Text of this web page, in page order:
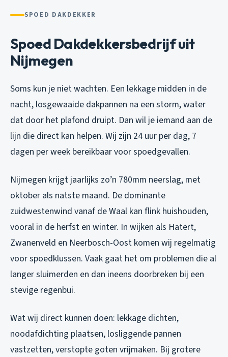
SPOED DAKDEKKER
Spoed Dakdekkersbedrijf uit
Nijmegen
Soms kun je niet wachten. Een lekkage midden in de
nacht, losgewaaide dakpannen na een storm, water
dat door het plafond druipt. Dan wil je iemand aan de
lijn die direct kan helpen. Wij zijn 24 uur per dag, 7
dagen per week bereikbaar voor spoedgevallen.
Nijmegen krijgt jaarlijks zo’n 780mm neerslag, met
oktober als natste maand. De dominante
zuidwestenwind vanaf de Waal kan flink huishouden,
vooral in de herfst en winter. In wijken als Hatert,
Zwanenveld en Neerbosch-Oost komen wij regelmatig
voor spoedklussen. Vaak gaat het om problemen die al
langer sluimerden en dan ineens doorbreken bij een
stevige regenbui.
Wat wij direct kunnen doen: lekkage dichten,
noodafdichting plaatsen, losliggende pannen
vastzetten, verstopte goten vrijmaken. Bij grotere